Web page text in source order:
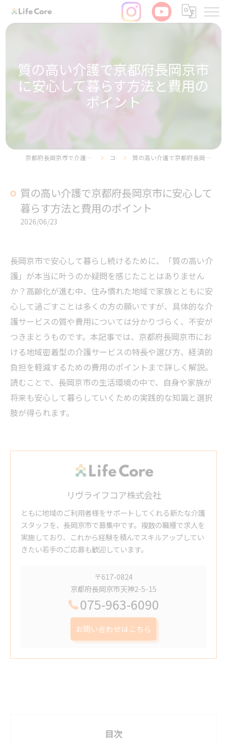
質の高い介護で京都府長岡京市
に安心して暮らす方法と費用の
ポイント
京都府長岡京市で介護の求人ならリヴライフコア株式会社 コラム 質の高い介護で京都府長岡京市に安心して暮らす方法と費用のポイント
質の高い介護で京都府長岡京市に安心して
暮らす方法と費用のポイント
2026/06/23
長岡京市で安心して暮らし続けるために、「質の高い介
護」が本当に叶うのか疑問を感じたことはありません
か？高齢化が進む中、住み慣れた地域で家族とともに安
心して過ごすことは多くの方の願いですが、具体的な介
護サービスの質や費用については分かりづらく、不安が
つきまとうものです。本記事では、京都府長岡京市にお
ける地域密着型の介護サービスの特長や選び方、経済的
負担を軽減するための費用のポイントまで詳しく解説。
読むことで、長岡京市の生活環境の中で、自身や家族が
将来も安心して暮らしていくための実践的な知識と選択
肢が得られます。
リヴライフコア株式会社
ともに地域のご利用者様をサポートしてくれる新たな介護
スタッフを、長岡京市で募集中です。複数の職種で求人を
実施しており、これから経験を積んでスキルアップしてい
きたい若手のご応募も歓迎しています。
〒617-0824
京都府長岡京市天神2-5-15
075-963-6090
お問い合わせはこちら
目次